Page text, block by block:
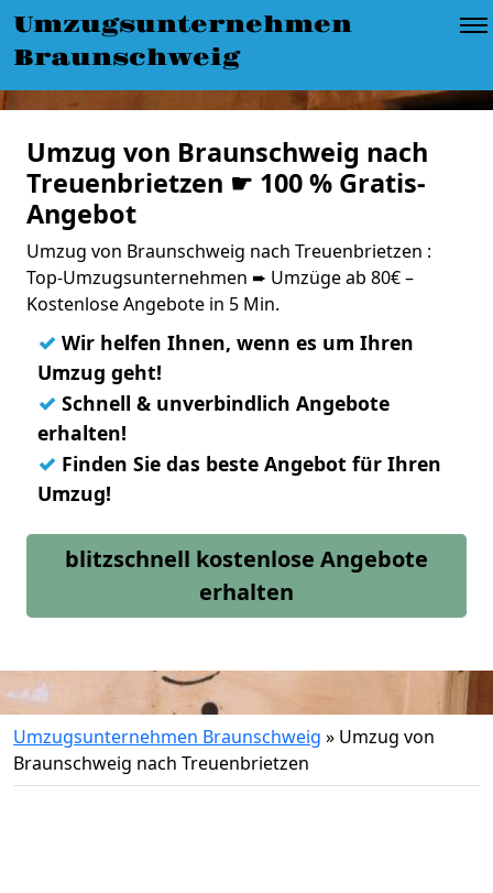
Umzugsunternehmen
Braunschweig
Umzug von Braunschweig nach
Treuenbrietzen ☛ 100 % Gratis-
Angebot
Umzug von Braunschweig nach Treuenbrietzen :
Top-Umzugsunternehmen ➨ Umzüge ab 80€ –
Kostenlose Angebote in 5 Min.
✓ Wir helfen Ihnen, wenn es um Ihren
Umzug geht!
✓ Schnell & unverbindlich Angebote
erhalten!
✓ Finden Sie das beste Angebot für Ihren
Umzug!
blitzschnell kostenlose Angebote
erhalten
Umzugsunternehmen Braunschweig » Umzug von
Braunschweig nach Treuenbrietzen